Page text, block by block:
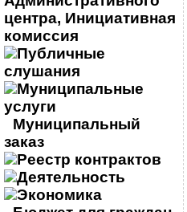
центра, Инициативная
комиссия
Публичные
слушания
Муниципальные
услуги
Муниципальный
заказ
Реестр контрактов
Деятельность
Экономика